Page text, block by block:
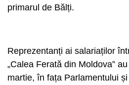
primarul de Bălți.
Reprezentanți ai salariaților
„Calea Ferată din Moldova”
martie, în fața Parlamentului